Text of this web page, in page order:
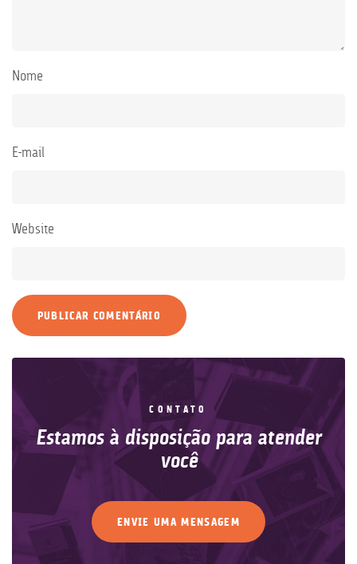
Nome
E-mail
Website
CONTATO
Estamos à disposição para atender
você
ENVIE UMA MENSAGEM